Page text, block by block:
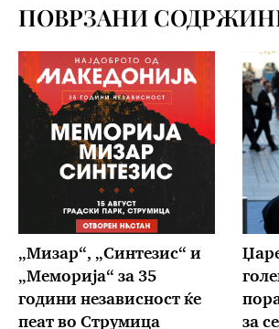
ПОВРЗАНИ
„Мизар“, „Синтезис“ и
„Меморија“ за 35
години независност ќе
пеат во Струмица
за